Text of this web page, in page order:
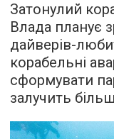
Затонулий
Влада планує
дайверів-
корабельні
сформувати
залучить